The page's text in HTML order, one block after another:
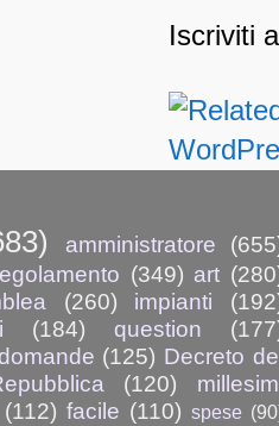
Iscriviti
amministratore
(349) art
(260) impianti
(184) question
domande (125) Decreto
(120)
(112) facile (110) spese